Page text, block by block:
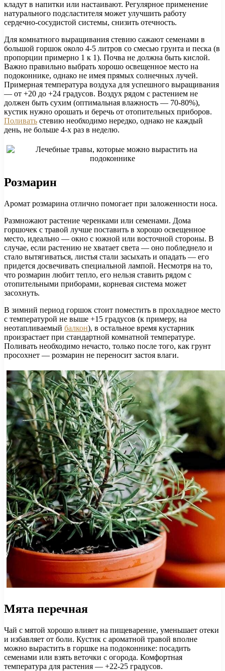
кладут в напитки или настаивают. Регулярное применение
натурального подсластителя может улучшить работу
сердечно-сосудистой системы, снизить отечность.
Для комнатного выращивания стевию сажают семенами в
большой горшок около 4-5 литров со смесью грунта и песка (в
пропорции примерно 1 к 1). Почва не должна быть кислой.
Важно правильно выбрать хорошо освещенное место на
подоконнике, однако не имея прямых солнечных лучей.
Примерная температура воздуха для успешного выращивания
— от +20 до +24 градусов. Воздух рядом с растением не
должен быть сухим (оптимальная влажность — 70-80%),
кустик нужно орошать и беречь от отопительных приборов.
Поливать стевию необходимо нередко, однако не каждый
день, не больше 4-х раз в неделю.
Розмарин
Аромат розмарина отлично помогает при заложенности носа.
Размножают растение черенками или семенами. Дома
горшочек с травой лучше поставить в хорошо освещенное
место, идеально — окно с южной или восточной стороны. В
случае, если растению не хватает света — оно побледнело и
стало вытягиваться, листья стали засыхать и опадать — его
придется досвечивать специальной лампой. Несмотря на то,
что розмарин любит тепло, его нельзя ставить рядом с
отопительными приборами, корневая система может
засохнуть.
В зимний период горшок стоит поместить в прохладное место
с температурой не выше +15 градусов (к примеру, на
неотапливаемый балкон), в остальное время кустарник
произрастает при стандартной комнатной температуре.
Поливать необходимо нечасто, только после того, как грунт
просохнет — розмарин не переносит застоя влаги.
Мята перечная
Чай с мятой хорошо влияет на пищеварение, уменьшает отеки
и избавляет от боли. Кустик с ароматной травой вполне
можно вырастить в горшке на подоконнике: посадить
семенами или взять веточки с огорода. Комфортная
температура для растения — +22-25 градусов.